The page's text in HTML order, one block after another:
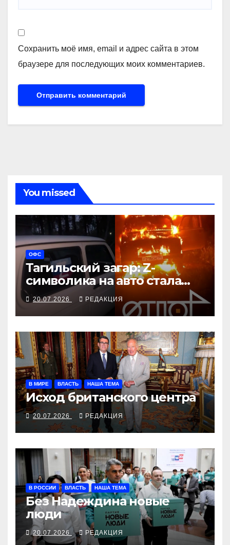
Сохранить моё имя, email и адрес сайта в этом
браузере для последующих моих комментариев.
You missed
ОФС
Тагильский загар: Z-
символика на авто стала
меткой камикадзе
20.07.2026 РЕДАКЦИЯ
В МИРЕ ВЛАСТЬ НАША ТЕМА
Исход британского центра
20.07.2026 РЕДАКЦИЯ
В РОССИИ ВЛАСТЬ НАША ТЕМА
Без Надеждина новые
люди
20.07.2026 РЕДАКЦИЯ